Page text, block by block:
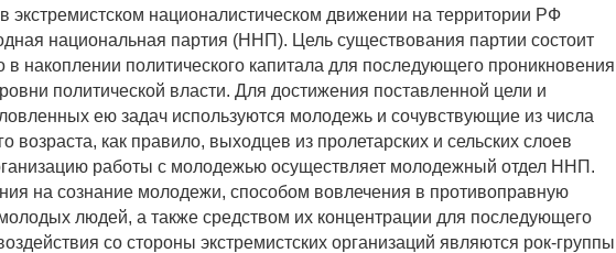
экстремистском националистическом движении на территории РФ
национальная партия (ННП). Цель существования партии состоит
в накоплении политического капитала для последующего проникновения
политической власти. Для достижения поставленной цели и
ею задач используются молодежь и сочувствующие из числа
возраста, как правило, выходцев из пролетарских и сельских слоев
работы с молодежью осуществляет молодежный отдел ННП.
на сознание молодежи, способом вовлечения в противоправную
людей, а также средством их концентрации для последующего
со стороны экстремистских организаций являются рок-группы